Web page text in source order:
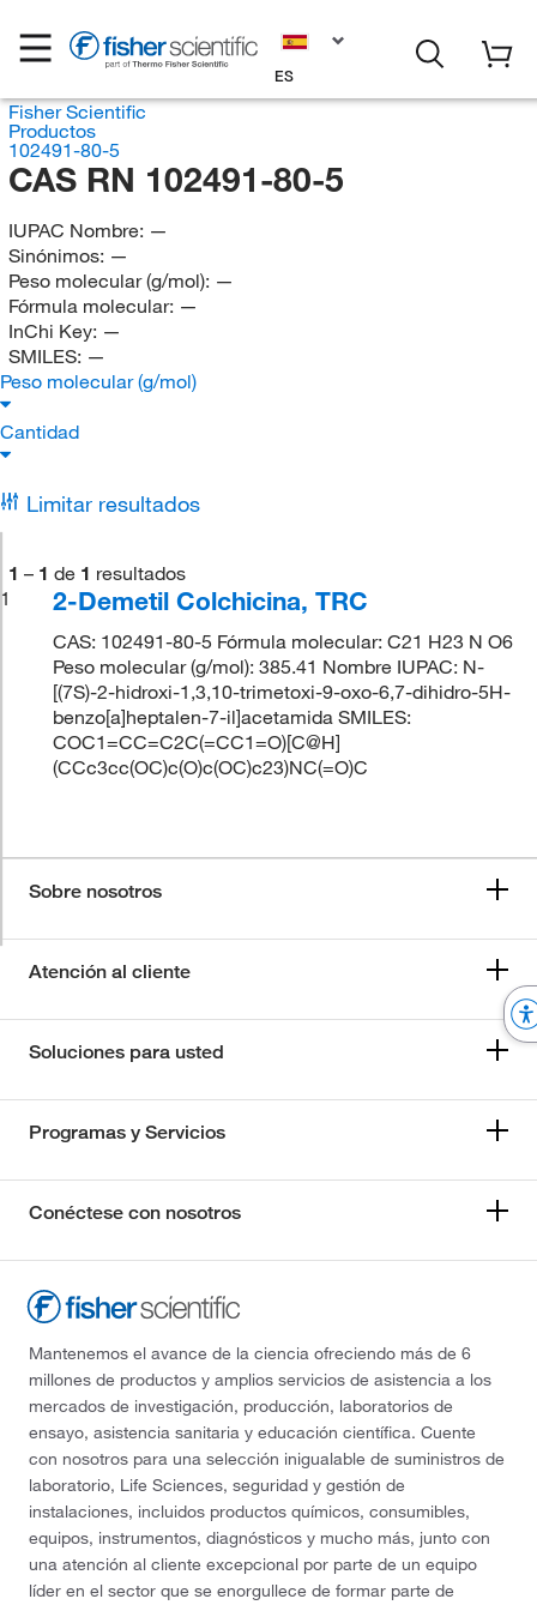
ES
Fisher Scientific
Productos
102491-80-5
CAS RN 102491-80-5
IUPAC Nombre: —
Sinónimos: —
Peso molecular (g/mol): —
Fórmula molecular: —
InChi Key: —
SMILES: —
Peso molecular (g/mol)
Cantidad
Limitar resultados
1 – 1 de 1 resultados
1
2-Demetil Colchicina, TRC
CAS: 102491-80-5 Fórmula molecular: C21 H23 N O6
Peso molecular (g/mol): 385.41 Nombre IUPAC: N-
[(7S)-2-hidroxi-1,3,10-trimetoxi-9-oxo-6,7-dihidro-5H-
benzo[a]heptalen-7-il]acetamida SMILES:
COC1=CC=C2C(=CC1=O)[C@H]
(CCc3cc(OC)c(O)c(OC)c23)NC(=O)C
Sobre nosotros
Atención al cliente
Soluciones para usted
Programas y Servicios
Conéctese con nosotros
Mantenemos el avance de la ciencia ofreciendo más de 6
millones de productos y amplios servicios de asistencia a los
mercados de investigación, producción, laboratorios de
ensayo, asistencia sanitaria y educación científica. Cuente
con nosotros para una selección inigualable de suministros de
laboratorio, Life Sciences, seguridad y gestión de
instalaciones, incluidos productos químicos, consumibles,
equipos, instrumentos, diagnósticos y mucho más, junto con
una atención al cliente excepcional por parte de un equipo
líder en el sector que se enorgullece de formar parte de